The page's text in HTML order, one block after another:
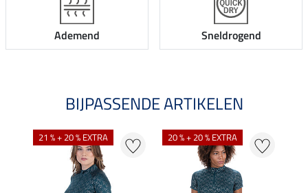
Ademend Sneldrogend
BIJPASSENDE ARTIKELEN
21 % + 20 % EXTRA 20 % + 20 % EXTRA